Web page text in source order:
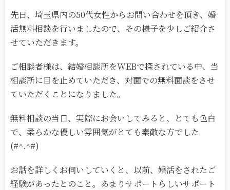
先日、埼玉県内の50代女性からお問い合わせを頂き、婚
活無料相談を行いましたので、その様子を少しご紹介さ
せていただきます。
ご相談者様は、結婚相談所をWEBで探されている中、当
相談所に目を止めていただき、対面での無料面談をさせ
ていただくことになりました。
無料相談の当日、実際にお会いしてみると、とても色白
で、柔らかな優しい雰囲気がとても素敵な方でした
(#^.^#)
お話を詳しくお伺いしていくと、以前、婚活をされたご
経験があったとのこと。あまりサポートらしいサポート